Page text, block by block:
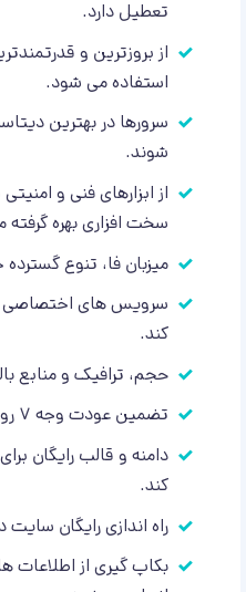
تعطیل دارد.
از بروزترین و
استفاده می شود.
سرورها در بهترین
شوند.
از ابزارهای فنی و
سخت افزاری بهره
میزبان فا، تنوع
سرویس های اختصاصی
کند.
حجم، ترافیک و منابع
تضمین عودت وجه ۷ روزه بدون قید و شرط دارد.
دامنه و قالب رایگان
کند.
راه اندازی رایگان
بکاپ گیری از